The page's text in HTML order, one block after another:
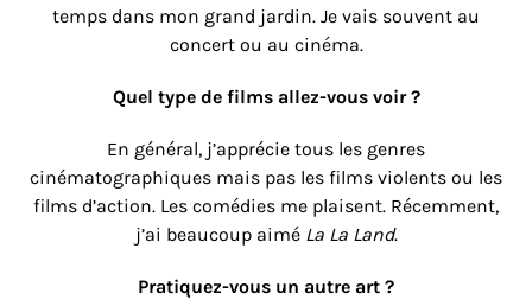
temps dans mon grand jardin. Je vais souvent au
concert ou au cinéma.
Quel type de films allez-vous voir ?
En général, j’apprécie tous les genres
cinématographiques mais pas les films violents ou les
films d’action. Les comédies me plaisent. Récemment,
j’ai beaucoup aimé La La Land.
Pratiquez-vous un autre art ?